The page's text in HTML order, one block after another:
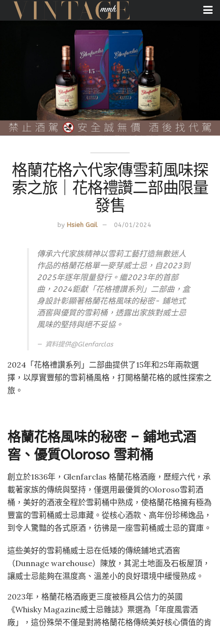
格蘭花格六代家傳雪莉風味探
索之旅｜花格禮讚二部曲限量
發售
by Hsieh Gail 04/01/2024
傳承六代家族精神以雪莉工藝打造無數迷人
作品的格蘭花格單一麥芽威士忌，自2023到
2025年逐年限量發行。繼2023年的首部
曲，2024鉅獻「花格禮讚系列」二部曲，盒
身設計彰顯著格蘭花格風味的秘密- 鋪地式
酒窖與優質的雪莉桶，透露出家族對威士忌
風味的堅持與絕不妥協。
資料提供@Glenfarclas
2024「花格禮讚系列」二部曲提供了15年和25年兩款選
擇，以厚實豐郁的雪莉桶風格，打開格蘭花格的感性探索之
旅。
格蘭花格風味的秘密 – 鋪地式酒
窖、優質Oloroso 雪莉桶
創立於1836年，Glenfarclas 格蘭花格酒廠，歷經六代，承
載著家族的傳統與堅持，僅選用最優質的Oloroso雪莉酒
桶，美好的酒液全程於雪莉桶中熟成，使格蘭花格擁有極為
豐富的雪莉桶威士忌庫藏。從核心酒款、高年份珍稀逸品，
到令人驚豔的各式原酒，彷彿是一座雪莉桶威士忌的寶庫。
這些美好的雪莉桶威士忌在低矮的傳統鋪地式酒窖
（Dunnage warehouse）陳放，其泥土地面及石板屋頂，
讓威士忌能夠在濕度高、溫差小的良好環境中緩慢熟成。
2023年，格蘭花格酒廠更三度被極具公信力的英國
《Whisky Magazine威士忌雜誌》票選為「年度風雲酒
廠」，這份殊榮不僅是對將格蘭花格傳統美好核心價值的肯